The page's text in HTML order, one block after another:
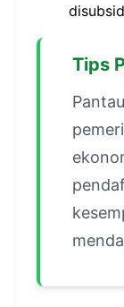
Tips